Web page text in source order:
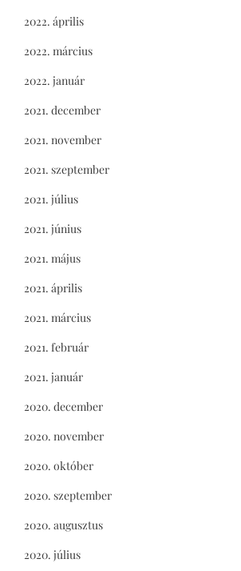
2022. április
2022. március
2022. január
2021. december
2021. november
2021. szeptember
2021. július
2021. június
2021. május
2021. április
2021. március
2021. február
2021. január
2020. december
2020. november
2020. október
2020. szeptember
2020. augusztus
2020. július